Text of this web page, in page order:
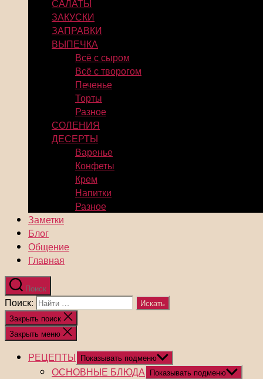
САЛАТЫ
ЗАКУСКИ
ЗАПРАВКИ
ВЫПЕЧКА
Всё с сыром
Всё с творогом
Печенье
Торты
Разное
СОЛЕНИЯ
ДЕСЕРТЫ
Варенье
Конфеты
Крем
Напитки
Разное
Заметки
Блог
Общение
Главная
Поиск
Поиск:
Закрыть поиск
Закрыть меню
РЕЦЕПТЫ Показывать подменю
ОСНОВНЫЕ БЛЮДА Показывать подменю